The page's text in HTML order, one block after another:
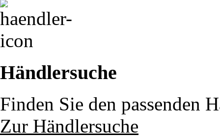
Händlersuche
Finden Sie den passenden
Zur Händlersuche